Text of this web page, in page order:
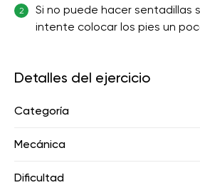
2
Si no puede hacer sentadillas
intente colocar los pies un
Detalles del ejercicio
Categoría
Mecánica
Dificultad